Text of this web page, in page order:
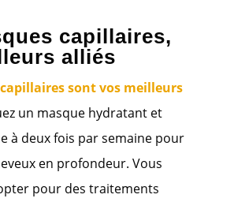
capillaires,
alliés
sont vos meilleurs
un masque hydratant et
à deux fois par semaine pour
en profondeur. Vous
pour des traitements